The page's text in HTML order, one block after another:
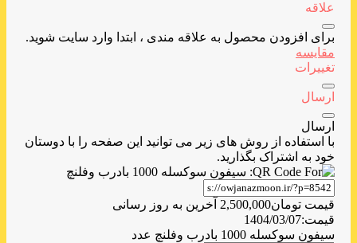
علاقه
برای افزودن محصول به علاقه مندی ، ابتدا وارد سایت شوید.
مقایسه
تغییرات
ارسال
ارسال
با استفاده از روش های زیر می توانید این صفحه را با دوستان
خود به اشتراک بگذارید.
قیمت تومان2,500,000 آخرین به روز رسانی
قیمت:1404/03/07
سیفون سوکسله 1000 بادرب وفلنچ عدد